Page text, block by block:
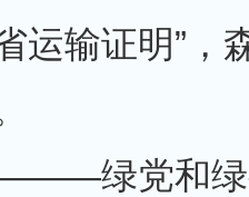
运输证明”，
党和绿教